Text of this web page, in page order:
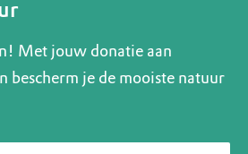
Met jouw donatie aan
bescherm je de mooiste natuur